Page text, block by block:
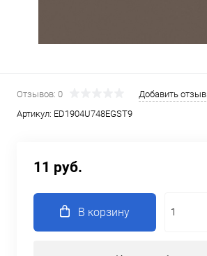
Отзывов: 0
Добавить отзыв
Артикул: ED1904U748EGST9
11 руб.
В корзину